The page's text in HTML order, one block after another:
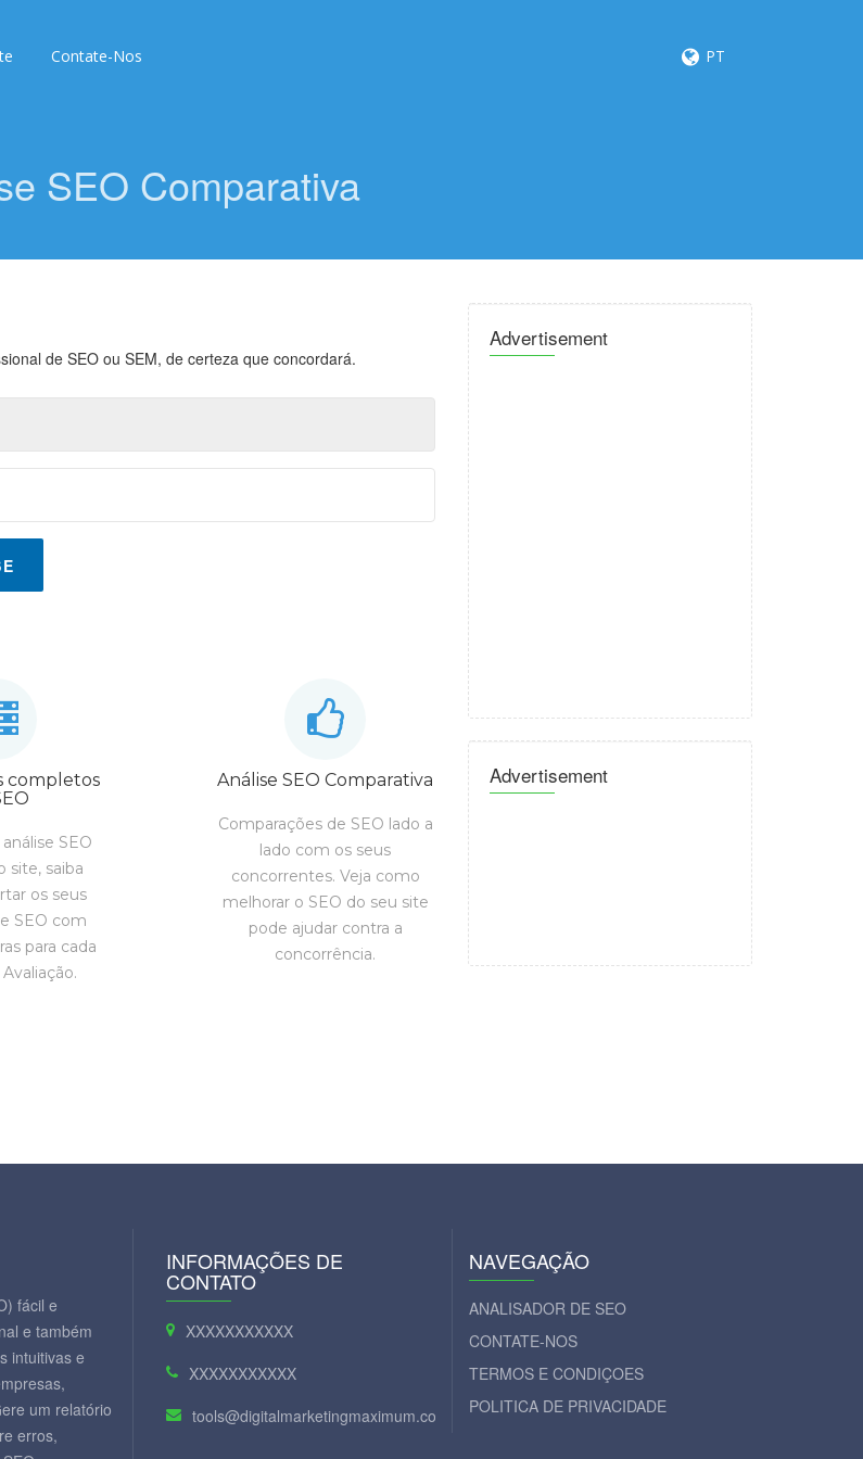
Contate-Nos PT
SEO Comparativa
de SEO ou SEM, de certeza que concordará.
completos
SEO
site, saiba
os seus
SEO com
para cada
Análise SEO Comparativa
Comparações de SEO lado a
lado com os seus
concorrentes. Veja como
melhorar o SEO do seu site
pode ajudar contra a
concorrência.
Advertisement
Advertisement
fácil e
e também
intuitivas e
um relatório
erros,
INFORMAÇÕES DE
CONTATO
XXXXXXXXXXX
XXXXXXXXXXX
tools@digitalmarketingmaximum.com
NAVEGAÇÃO
ANALISADOR DE SEO
CONTATE-NOS
TERMOS E CONDIÇOES
POLITICA DE PRIVACIDADE